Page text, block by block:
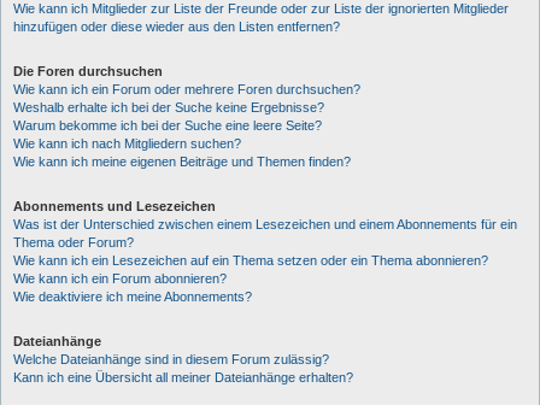
Wie kann ich Mitglieder zur Liste der Freunde oder zur Liste der ignorierten Mitglieder
hinzufügen oder diese wieder aus den Listen entfernen?
Die Foren durchsuchen
Wie kann ich ein Forum oder mehrere Foren durchsuchen?
Weshalb erhalte ich bei der Suche keine Ergebnisse?
Warum bekomme ich bei der Suche eine leere Seite?
Wie kann ich nach Mitgliedern suchen?
Wie kann ich meine eigenen Beiträge und Themen finden?
Abonnements und Lesezeichen
Was ist der Unterschied zwischen einem Lesezeichen und einem Abonnements für ein
Thema oder Forum?
Wie kann ich ein Lesezeichen auf ein Thema setzen oder ein Thema abonnieren?
Wie kann ich ein Forum abonnieren?
Wie deaktiviere ich meine Abonnements?
Dateianhänge
Welche Dateianhänge sind in diesem Forum zulässig?
Kann ich eine Übersicht all meiner Dateianhänge erhalten?